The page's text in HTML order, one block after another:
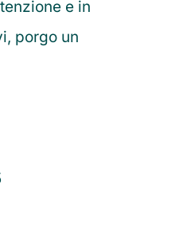
e in
porgo un